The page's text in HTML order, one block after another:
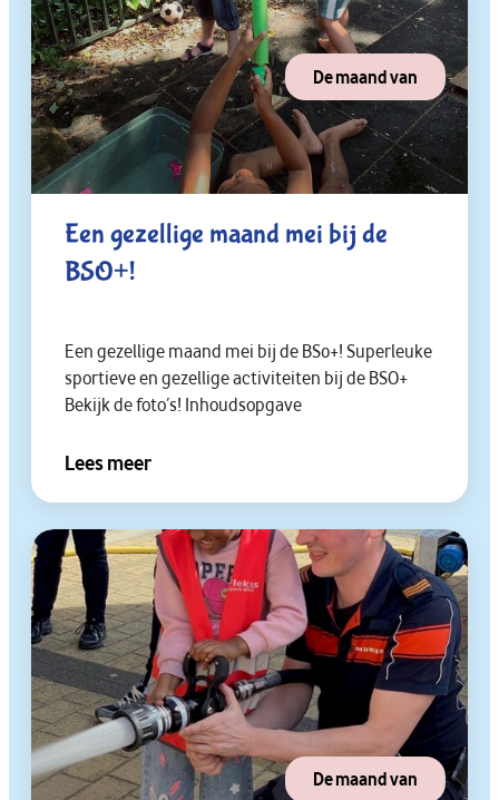
De maand van
Een gezellige maand mei bij de
BSO+!
Een gezellige maand mei bij de BS0+! Superleuke
sportieve en gezellige activiteiten bij de BSO+
Bekijk de foto’s! Inhoudsopgave
Lees meer
De maand van